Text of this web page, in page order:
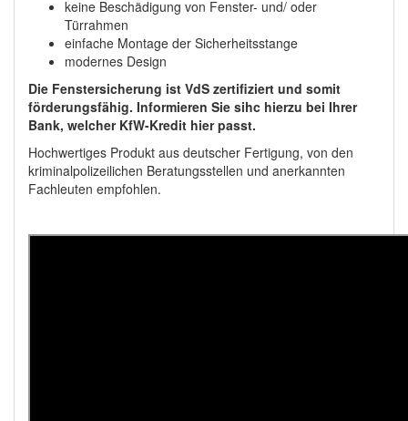
keine Beschädigung von Fenster- und/ oder
Türrahmen
einfache Montage der Sicherheitsstange
modernes Design
Die Fenstersicherung ist VdS zertifiziert und somit
förderungsfähig. Informieren Sie sihc hierzu bei Ihrer
Bank, welcher KfW-Kredit hier passt.
Hochwertiges Produkt aus deutscher Fertigung, von den
kriminalpolizeilichen Beratungsstellen und anerkannten
Fachleuten empfohlen.